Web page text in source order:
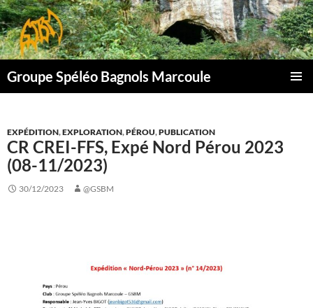
Aller
au
contenu
Groupe Spéléo Bagnols Marcoule
EXPÉDITION,EXPLORATION,PÉROU,PUBLICATION
CR CREI-FFS, Expé Nord Pérou 2023
(08-11/2023)
30/12/2023 @GSBM